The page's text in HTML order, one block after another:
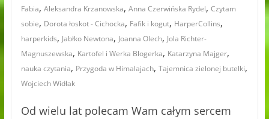
Fabia, Aleksandra Krzanowska, Anna Czerwińska Rydel, Czytam
sobie, Dorota łoskot - Cichocka, Fafik i kogut, HarperCollins,
harperkids, Jabłko Newtona, Joanna Olech, Jola Richter-
Magnuszewska, Kartofel i Werka Blogerka, Katarzyna Majger,
nauka czytania, Przygoda w Himalajach, Tajemnica zielonej butelki,
Wojciech Widłak
Od wielu lat polecam Wam całym sercem